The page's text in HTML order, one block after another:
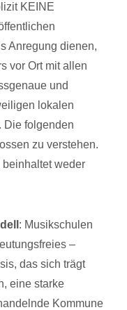
KEINE
Anregung dienen,
vor Ort mit allen
und
lokalen
Die folgenden
zu verstehen.
weder
: Musikschulen
–
das sich trägt
eine starke
Kommune